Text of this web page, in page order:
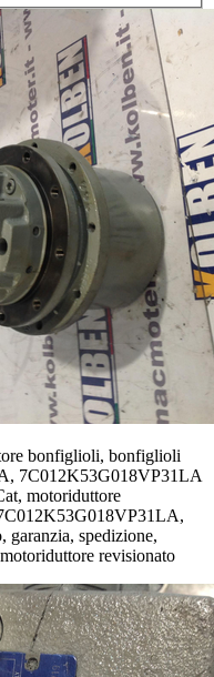
bonfiglioli, bonfiglioli
7C012K53G018VP31LA
motoriduttore
garanzia, spedizione,
revisionato